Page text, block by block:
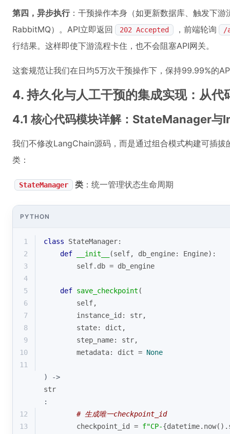
第四，异步执行：干预操作本身（如更新数据库、触发下
RabbitMQ）。API立即返回
202 Accepted ，前端轮询 /
行结果。这样即使下游流程卡住，也不会阻塞API网关。
这套规范让我们在日均5万次干预操作下，保持99.99%的
4. 持久化与人工干预的集成实现：从代
4.1 核心代码模块详解：StateManager
我们不修改LangChain源码，而是通过组合模式构建可插
类：
StateManager 类 ：统一管理状态生命周期
PYTHON
1 class StateManager:
2
def __init__ (self, db_engine: Engine):
3
        self.db = db_engine
4
5
def save_checkpoint (
6
        self,
7
        instance_id:
str,
8
        state:
dict ,
9
        step_name:
str,
10
        metadata:
dict = None
11
) ->
str
:
12
# 生成唯一checkpoint_id
13
        checkpoint_id =
f"CP-